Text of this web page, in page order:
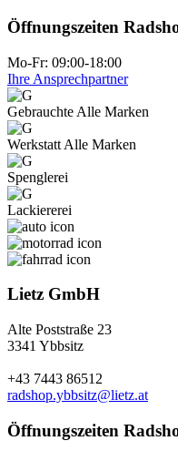
Öffnungszeiten
Mo-Fr: 09:00-18:00
Ihre Ansprechpartner
Gebrauchte Alle Marken
Werkstatt Alle Marken
Spenglerei
Lackiererei
Lietz GmbH
Alte Poststraße 23
3341 Ybbsitz
+43 7443 86512
radshop.ybbsitz@lietz.at
Öffnungszeiten